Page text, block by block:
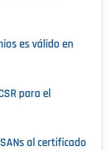
es válido en
para el
al certificado